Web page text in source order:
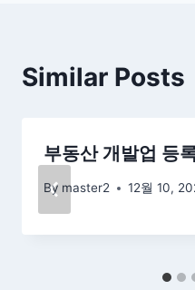
Similar Posts
부동산 개발업 등
By master2 12월 10,